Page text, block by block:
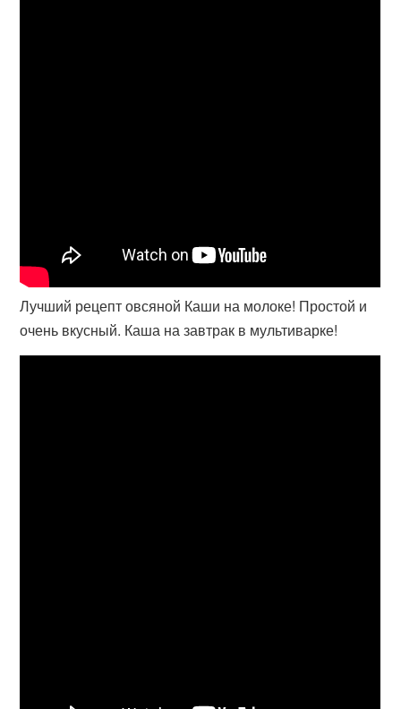
Лучший рецепт овсяной Каши на молоке! Простой и
очень вкусный. Каша на завтрак в мультиварке!